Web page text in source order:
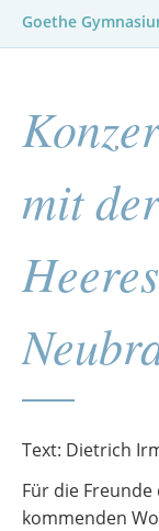
Goethe
mit
Text: Dietrich
Für die
kommenden